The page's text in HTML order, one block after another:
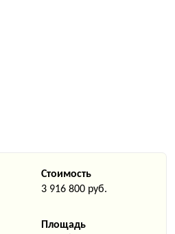
Стоимость
3 916 800 руб.
Площадь